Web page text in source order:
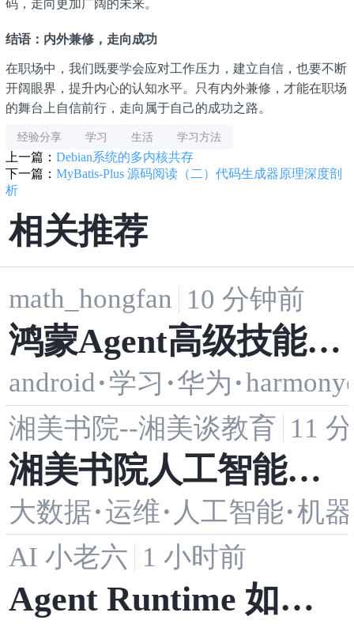
结语：内外兼修，走向成功
在职场中，我们既要学会应对工作压力，建立自信，也要不断
开阔眼界，提升内心的认知水平。只有内外兼修，才能在职场
的舞台上自信前行，走向属于自己的成功之路。
经验分享 学习 生活 学习方法
上一篇： Debian系统的多内核共存
下一篇： MyBatis-Plus 源码阅读（二）代码生成器原理深度剖
析
相关推荐
math_hongfan 10 分钟前
鸿蒙Agent高级技能自
定义开发：自定义意
图服务/能力注册/Age
nt技能编排/服务插件
开发实战
android·学习 ·华为 ·
湘美书院--湘美谈教育 11
湘美书院人工智能访
谈录：AI助力科学研
究自动化
大数据·运维· 人工智能·机
AI 小老六 1 小时前
Agent Runtime 如何